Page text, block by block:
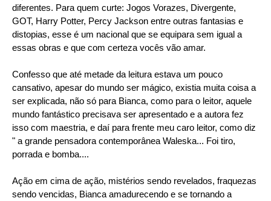
diferentes. Para quem curte: Jogos Vorazes, Divergente,
GOT, Harry Potter, Percy Jackson entre outras fantasias e
distopias, esse é um nacional que se equipara sem igual a
essas obras e que com certeza vocês vão amar.
Confesso que até metade da leitura estava um pouco
cansativo, apesar do mundo ser mágico, existia muita coisa a
ser explicada, não só para Bianca, como para o leitor, aquele
mundo fantástico precisava ser apresentado e a autora fez
isso com maestria, e daí para frente meu caro leitor, como diz
" a grande pensadora contemporânea Waleska... Foi tiro,
porrada e bomba....
Ação em cima de ação, mistérios sendo revelados, fraquezas
sendo vencidas, Bianca amadurecendo e se tornando a